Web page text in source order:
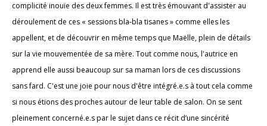
complicité inouïe des deux femmes. Il est très émouvant d'assister au
déroulement de ces « sessions bla-bla tisanes » comme elles les
appellent, et de découvrir en même temps que Maëlle, plein de détails
sur la vie mouvementée de sa mère. Tout comme nous, l'autrice en
apprend elle aussi beaucoup sur sa maman lors de ces discussions
sans fard. C'est une joie pour nous d'être intégré.e.s à tout cela comme
si nous étions des proches autour de leur table de salon. On se sent
pleinement concerné.e.s par le sujet dans ce récit d’une sincérité